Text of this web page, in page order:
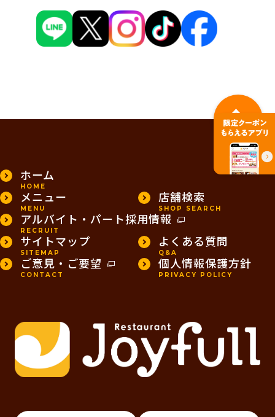
PAGE TOP
ホーム
HOME
メニュー
MENU
店舗検索
SHOP SEARCH
アルバイト・パート採用情報
RECRUIT
サイトマップ
SITEMAP
よくある質問
Q&A
ご意見・ご要望
CONTACT
個人情報保護方針
PRIVACY POLICY